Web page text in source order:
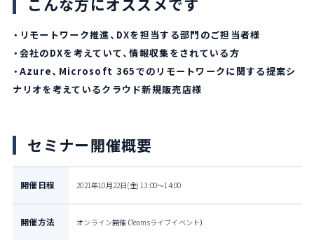
こんな方にオススメです
・リモートワーク推進、DXを担当する部門のご担当者様
・会社のDXを考えていて、情報収集をされている方
・Azure、Microsoft 365でのリモートワークに関する提案シ
ナリオを考えているクラウド新規販売店様
セミナー開催概要
開催日程 2021年10月22日(金) 13:00～14:00
開催方法 オンライン開催（Teamsライブイベント）